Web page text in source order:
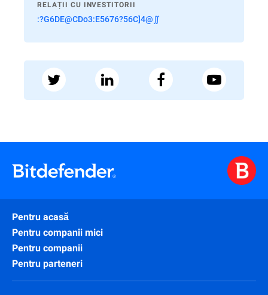
RELAȚII CU INVESTITORII
:?G6DE@CDo3:E5676?56C]4@∬
Pentru acasă
Pentru companii mici
Pentru companii
Pentru parteneri